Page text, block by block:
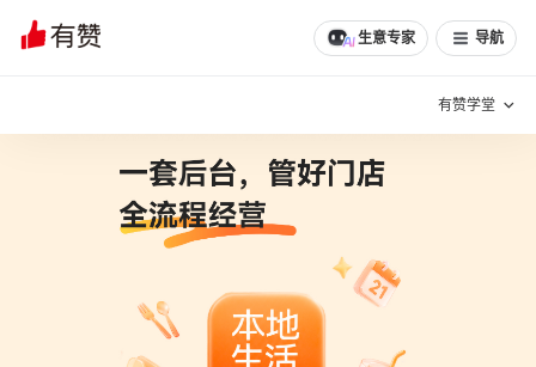
生意专家 导航
有赞学堂
增长方法
有赞专家说
新零售最佳实践
文章 问诊 分享